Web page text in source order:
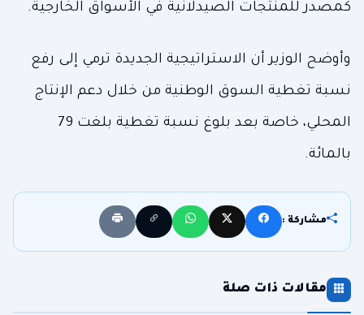
كمصدر للمنتجات الصيدلانية في الأسواق الخارجية.
وأوضح الوزير أن الاستراتيجية الجديدة ترمي إلى رفع
نسبة تغطية السوق الوطنية من خلال دعم الإنتاج
المحلي، خاصة بعد بلوغ نسبة تغطية بلغت 79
بالمائة.
مشاركة :
مقالات ذات صلة